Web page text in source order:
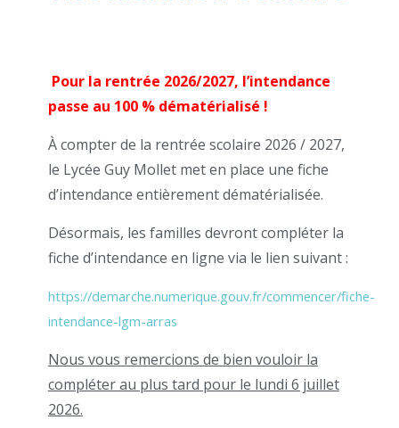
Pour la rentrée 2026/2027, l’intendance
passe au 100 % dématérialisé !
À compter de la rentrée scolaire 2026 / 2027,
le Lycée Guy Mollet met en place une fiche
d’intendance entièrement dématérialisée.
Désormais, les familles devront compléter la
fiche d’intendance en ligne via le lien suivant :
https://demarche.numerique.gouv.fr/commencer/fiche-
intendance-lgm-arras
Nous vous remercions de bien vouloir la
compléter au plus tard pour le lundi 6 juillet
2026.